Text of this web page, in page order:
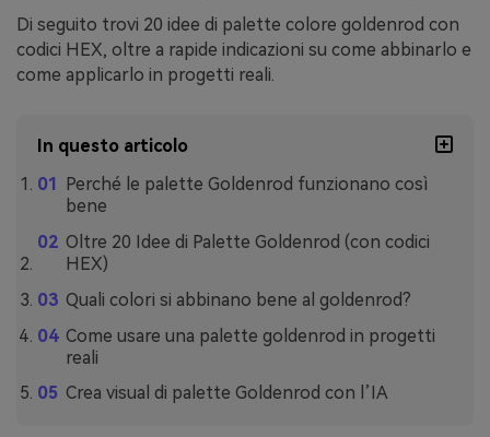
Di seguito trovi 20 idee di palette colore goldenrod con
codici HEX, oltre a rapide indicazioni su come abbinarlo e
come applicarlo in progetti reali.
In questo articolo
Perché le palette Goldenrod funzionano così
bene
Oltre 20 Idee di Palette Goldenrod (con codici
HEX)
Quali colori si abbinano bene al goldenrod?
Come usare una palette goldenrod in progetti
reali
Crea visual di palette Goldenrod con l’IA